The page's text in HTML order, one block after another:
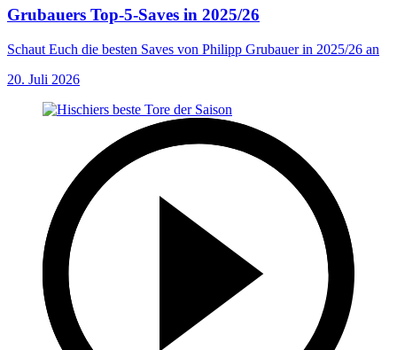
Grubauers Top-5-Saves in 2025/26
Schaut Euch die besten Saves von Philipp Grubauer in 2025/26 an
20. Juli 2026